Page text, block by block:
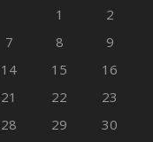
1
2
7 8
9
14 15
16
21 22
23
28 29
30